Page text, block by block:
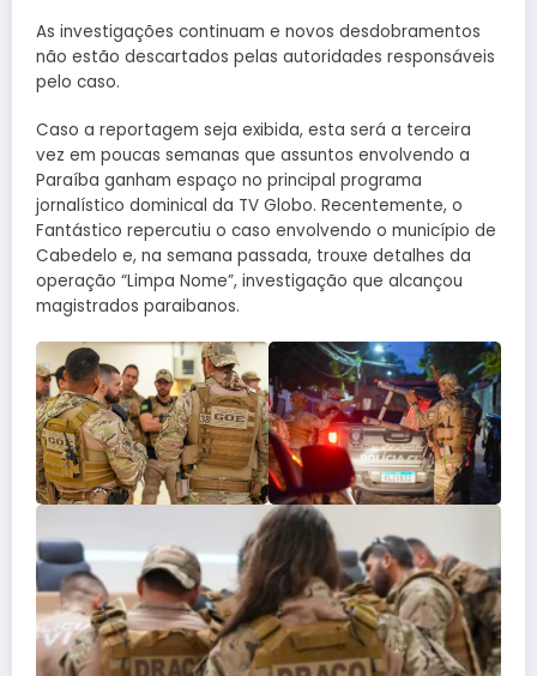
As investigações continuam e novos desdobramentos
não estão descartados pelas autoridades responsáveis
pelo caso.
Caso a reportagem seja exibida, esta será a terceira
vez em poucas semanas que assuntos envolvendo a
Paraíba ganham espaço no principal programa
jornalístico dominical da TV Globo. Recentemente, o
Fantástico repercutiu o caso envolvendo o município de
Cabedelo e, na semana passada, trouxe detalhes da
operação “Limpa Nome”, investigação que alcançou
magistrados paraibanos.